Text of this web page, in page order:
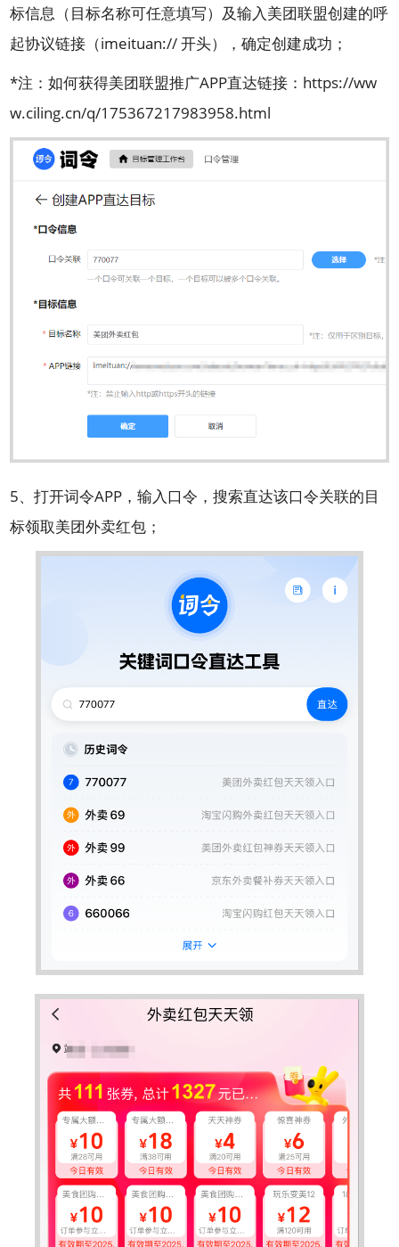
标信息（目标名称可任意填写）及输入美团联盟创建的呼
起协议链接（imeituan:// 开头），确定创建成功；
*注：如何获得美团联盟推广APP直达链接： https://ww
w.ciling.cn/q/175367217983958.html
5、打开词令APP，输入口令，搜索直达该口令关联的目
标领取美团外卖红包；